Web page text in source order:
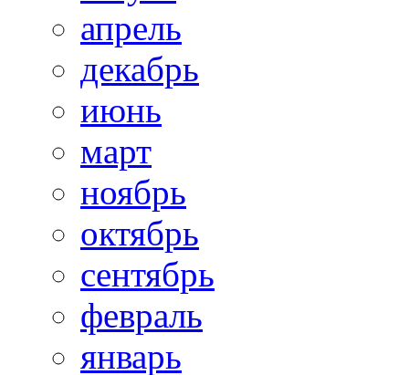
апрель
декабрь
июнь
март
ноябрь
октябрь
сентябрь
февраль
январь